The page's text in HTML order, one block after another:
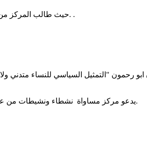
حيث طالب المركز من المحكمة إلغاء قرار فصل رمال وتغريم رئيس البلدية بتكاليف التحقيق والاجراءات القانونية التي تم تنفيذها ضد المحامية وعضو البلدية رمّال. .
يدعو مركز مساواة نشطاء ونشيطات من عكا وخارجها للمشاركة الفعالة والتوجه الى المحكمة والتضامن مع رمال ومع كافة النساء اللواتي قررن المشاركة في الحياة السياسية العامة.